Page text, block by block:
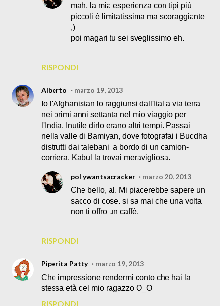
RISPONDI
mah, la mia esperienza con tipi più
piccoli è limitatissima ma scoraggiante
;)
poi magari tu sei sveglissimo eh.
Alberto
marzo 19, 2013
Io l'Afghanistan lo raggiunsi dall'Italia via terra
nei primi anni settanta nel mio viaggio per
l'India. Inutile dirlo erano altri tempi. Passai
nella valle di Bamiyan, dove fotografai i Buddha
distrutti dai talebani, a bordo di un camion-
corriera. Kabul la trovai meravigliosa.
RISPONDI
pollywantsacracker
marzo 20, 2013
Che bello, al. Mi piacerebbe sapere un
sacco di cose, si sa mai che una volta
non ti offro un caffè.
Piperita Patty
marzo 19, 2013
Che impressione rendermi conto che hai la
stessa età del mio ragazzo O_O
RISPONDI